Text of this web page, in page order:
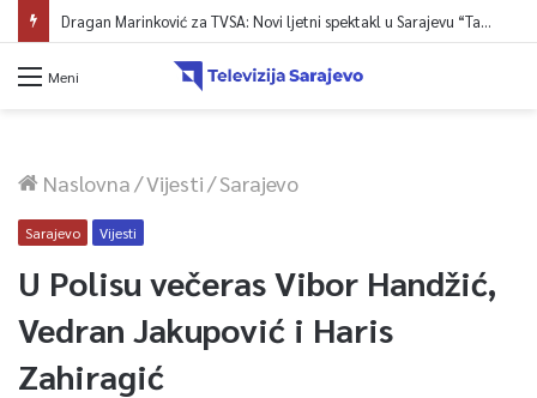
Dragan Marinković za TVSA: Novi ljetni spektakl u Sarajevu “Tabia at Night”
Meni
Naslovna/Vijesti/Sarajevo
Sarajevo Vijesti
U Polisu večeras Vibor Handžić,
Vedran Jakupović i Haris
Zahiragić